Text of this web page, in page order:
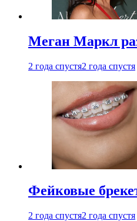
Меган Маркл
2 года спустя2 года спустя
Фейковые
2 года спустя2 года спустя